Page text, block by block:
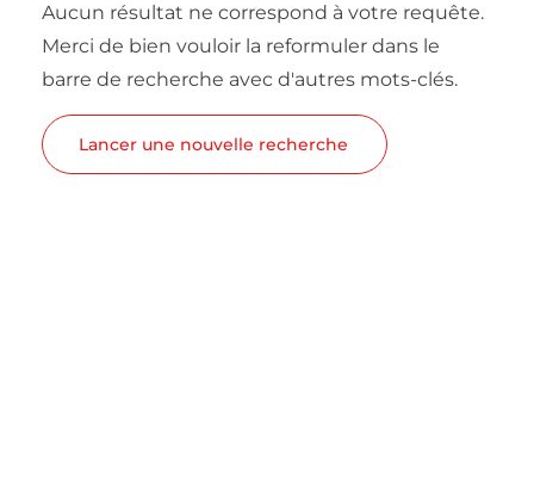
Aucun résultat ne correspond à votre requête.
Merci de bien vouloir la reformuler dans le
barre de recherche avec d'autres mots-clés.
Lancer une nouvelle recherche